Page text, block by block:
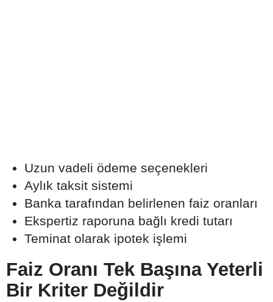
Uzun vadeli ödeme seçenekleri
Aylık taksit sistemi
Banka tarafından belirlenen faiz oranları
Ekspertiz raporuna bağlı kredi tutarı
Teminat olarak ipotek işlemi
Faiz Oranı Tek Başına Yeterli
Bir Kriter Değildir